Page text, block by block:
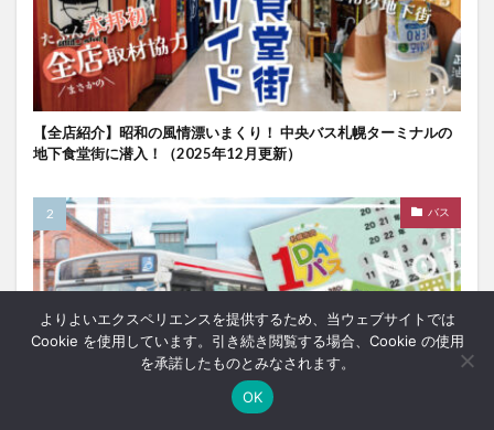
【全店紹介】昭和の風情漂いまくり！ 中央バス札幌ターミナルの
地下食堂街に潜入！（2025年12月更新）
バス
メニュー
よりよいエクスペリエンスを提供するため、当ウェブサイトでは
Cookie を使用しています。引き続き閲覧する場合、Cookie の使用
を承諾したものとみなされます。
OK